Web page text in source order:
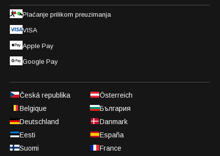
Plaćanje prilikom preuzimanja
VISA
Apple Pay
Google Pay
Česká republika
Österreich
Belgique
България
Deutschland
Danmark
Eesti
España
Suomi
France